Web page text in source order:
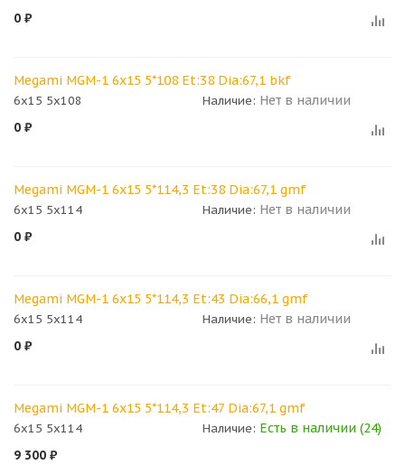
0 ₽
Megami MGM-1 6x15 5*108 Et:38 Dia:67,1 bkf
6x15 5x108 Наличие: Нет в наличии
0 ₽
Megami MGM-1 6x15 5*114,3 Et:38 Dia:67,1 gmf
6x15 5x114 Наличие: Нет в наличии
0 ₽
Megami MGM-1 6x15 5*114,3 Et:43 Dia:66,1 gmf
6x15 5x114 Наличие: Нет в наличии
0 ₽
Megami MGM-1 6x15 5*114,3 Et:47 Dia:67,1 gmf
6x15 5x114 Наличие: Есть в наличии (24)
9 300 ₽